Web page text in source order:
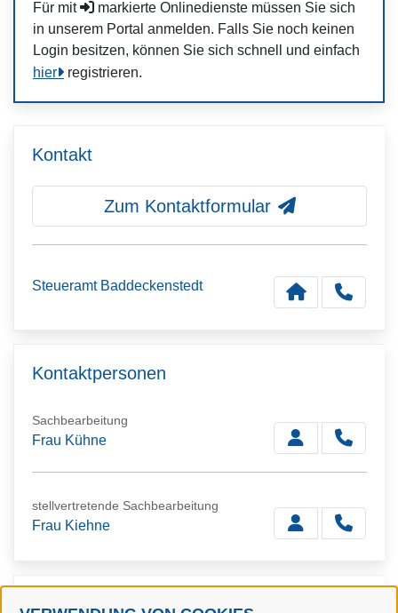
Für mit
markierte Onlinedienste müssen Sie sich
in unserem Portal anmelden. Falls Sie noch keinen
Login besitzen, können Sie sich schnell und einfach
hier
registrieren.
Kontakt
Zum Kontaktformular
Steueramt Baddeckenstedt
Kontaktpersonen
Sachbearbeitung
Frau Kühne
stellvertretende Sachbearbeitung
Frau Kiehne
Verwandte Dienstleistungen